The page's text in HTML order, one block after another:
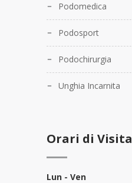
Podomedica
Podosport
Podochirurgia
Unghia Incarnita
Orari di Visita
Lun - Ven